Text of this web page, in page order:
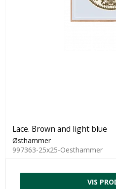
Lace. Brown and light blue
Østhammer
997363-25x25-Oesthammer
VIS